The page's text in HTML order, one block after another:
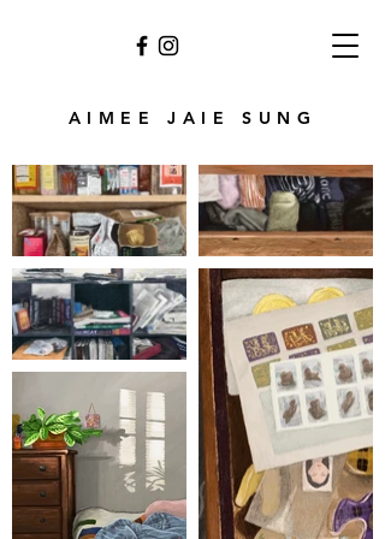
AIMEE JAIE SUNG